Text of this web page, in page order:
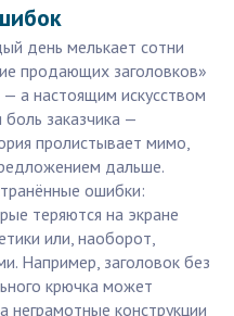
день мелькает сотни
продающих заголовков»
а настоящим искусством
боль заказчика —
пролистывает мимо,
дальше.
ошибки:
теряются на экране
или, наоборот,
Например, заголовок без
крючка может
неграмотные конструкции